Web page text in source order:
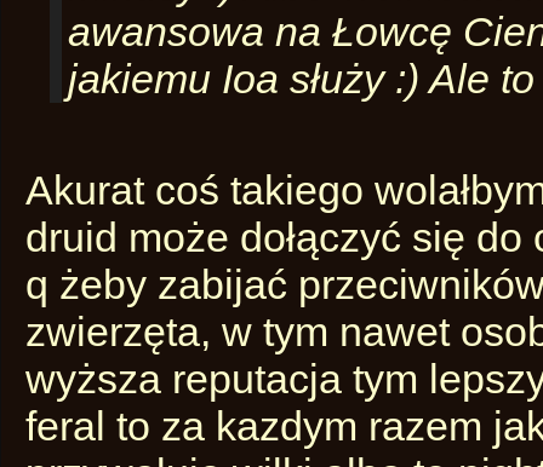
awansowa na Łowcę
jakiemu Ioa służy :) Ale
Akurat coś takiego
druid może dołączyć się
q żeby zabijać
zwierzęta, w tym nawet
wyższa reputacja tym
feral to za kazdym razem